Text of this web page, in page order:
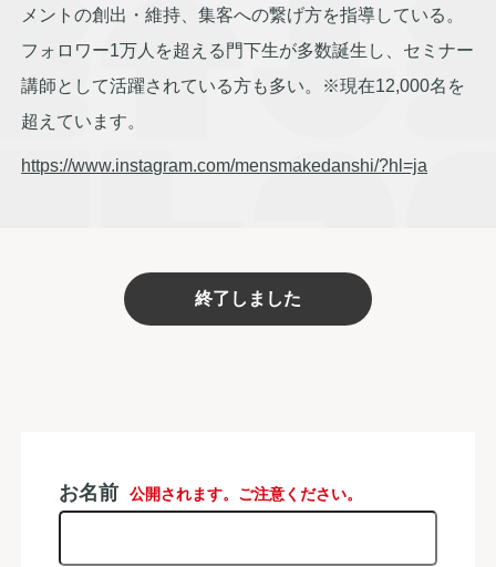
メントの創出・維持、集客への繋げ方を指導している。
フォロワー1万人を超える門下生が多数誕生し、セミナー
講師として活躍されている方も多い。※現在12,000名を
超えています。
https://www.instagram.com/mensmakedanshi/?hl=ja
終了しました
お名前 公開されます。ご注意ください。